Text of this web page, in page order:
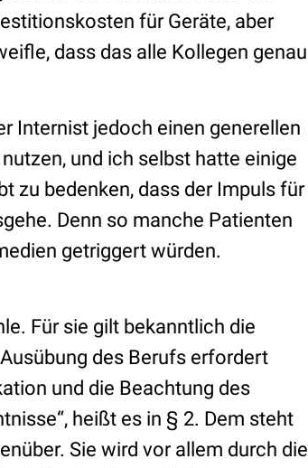
für Geräte, aber
dass das alle Kollegen genau
Internist jedoch einen generellen
und ich selbst hatte einige
zu bedenken, dass der Impuls für
Denn so manche Patienten
getriggert würden.
Für sie gilt bekanntlich die
des Berufs erfordert
und die Beachtung des
heißt es in § 2. Dem steht
Sie wird vor allem durch die